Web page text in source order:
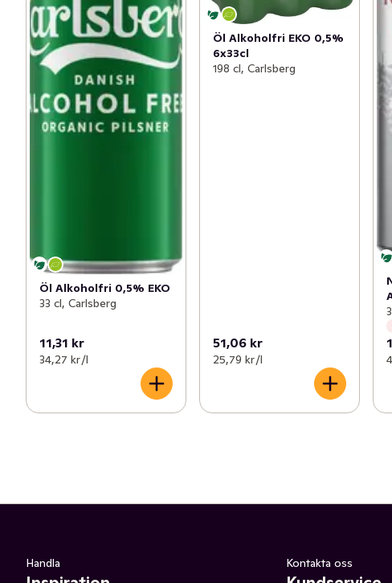
Öl Alkoholfri 0,5% EKO
33 cl, Carlsberg
11,31 kr
34,27 kr /l
Öl Alkoholfri EKO 0,5%
6x33cl
198 cl, Carlsberg
51,06 kr
25,79 kr /l
Handla Kontakta oss